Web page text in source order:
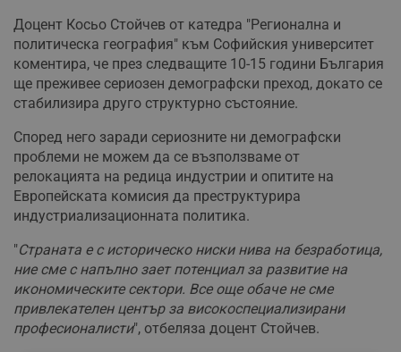
Доцент Косьо Стойчев от катедра "Регионална и
политическа география" към Софийския университет
коментира, че през следващите 10-15 години България
ще преживее сериозен демографски преход, докато се
стабилизира друго структурно състояние.
Според него заради сериозните ни демографски
проблеми не можем да се възползваме от
релокацията на редица индустрии и опитите на
Европейската комисия да преструктурира
индустриализационната политика.
"Страната е с историческо ниски нива на безработица,
ние сме с напълно зает потенциал за развитие на
икономическите сектори. Все още обаче не сме
привлекателен център за високоспециализирани
професионалисти", отбеляза доцент Стойчев.